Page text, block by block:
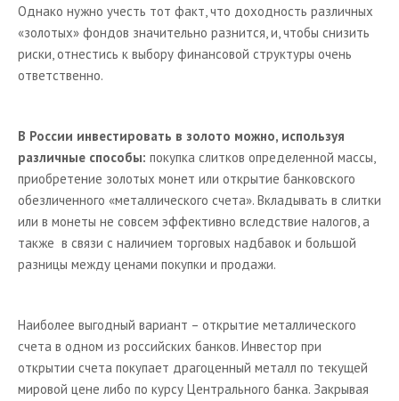
Однако нужно учесть тот факт, что доходность различных
«золотых» фондов значительно разнится, и, чтобы снизить
риски, отнестись к выбору финансовой структуры очень
ответственно.
В России инвестировать в золото можно, используя
различные способы: покупка слитков определенной массы,
приобретение золотых монет или открытие банковского
обезличенного «металлического счета». Вкладывать в слитки
или в монеты не совсем эффективно вследствие налогов, а
также в связи с наличием торговых надбавок и большой
разницы между ценами покупки и продажи.
Наиболее выгодный вариант – открытие металлического
счета в одном из российских банков. Инвестор при
открытии счета покупает драгоценный металл по текущей
мировой цене либо по курсу Центрального банка. Закрывая